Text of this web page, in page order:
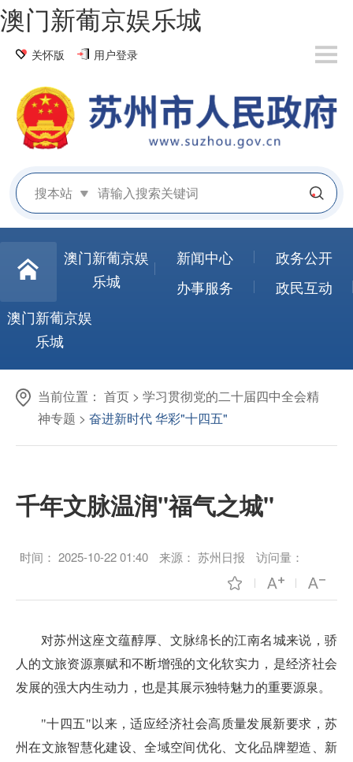
澳门新葡京娱乐城
关怀版 用户登录
搜本站
澳门新葡京娱
乐城
新闻中心
政务公开
办事服务
政民互动
澳门新葡京娱
乐城
当前位置： 首页 > 学习贯彻党的二十届四中全会精
神专题 > 奋进新时代 华彩"十四五"
千年文脉温润"福气之城"
时间： 2025-10-22 01:40 来源： 苏州日报 访问量：
对苏州这座文蕴醇厚、文脉绵长的江南名城来说，骄
人的文旅资源禀赋和不断增强的文化软实力，是经济社会
发展的强大内生动力，也是其展示独特魅力的重要源泉。
"十四五"以来，适应经济社会高质量发展新要求，苏
州在文旅智慧化建设、全域空间优化、文化品牌塑造、新